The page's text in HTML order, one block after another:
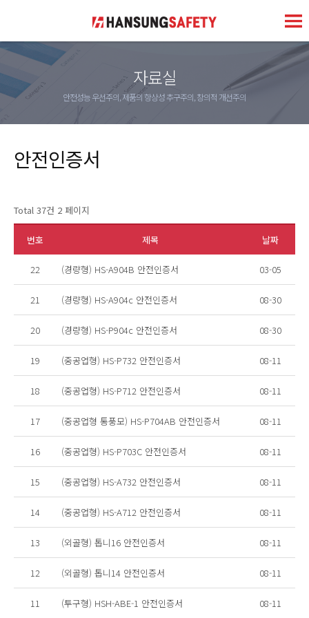
자료실
안전성능 우선주의, 제품의 항상성 추구주의, 창의적 개선주의
안전인증서
Total 37건 2 페이지
번호 제목 날짜
22 (경량형) HS-A904B 안전인증서 03-05
21 (경량형) HS-A904c 안전인증서 08-30
20 (경량형) HS-P904c 안전인증서 08-30
19 (중공업형) HS-P732 안전인증서 08-11
18 (중공업형) HS-P712 안전인증서 08-11
17 (중공업형 통풍모) HS-P704AB 안전인증서 08-11
16 (중공업형) HS-P703C 안전인증서 08-11
15 (중공업형) HS-A732 안전인증서 08-11
14 (중공업형) HS-A712 안전인증서 08-11
13 (외골형) 톱니16 안전인증서 08-11
12 (외골형) 톱니14 안전인증서 08-11
11 (투구형) HSH-ABE-1 안전인증서 08-11